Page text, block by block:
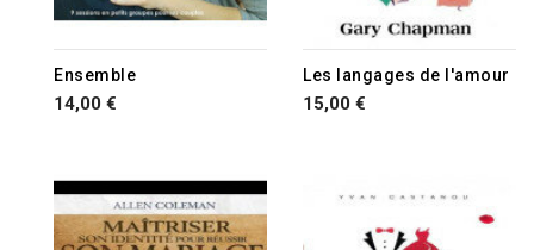
Ensemble
14,00 €
Les langages de l'amour
15,00 €